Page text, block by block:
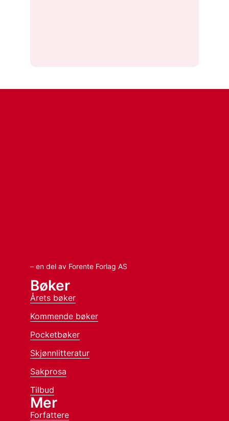
– en del av Forente Forlag AS
Bøker
Årets bøker
Kommende bøker
Pocketbøker
Skjønnlitteratur
Sakprosa
Tilbud
Mer
Forfattere